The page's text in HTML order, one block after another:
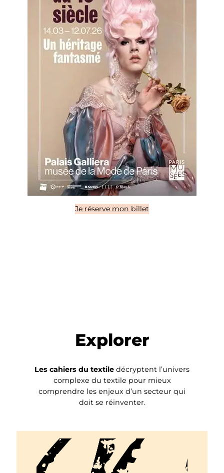
Je réserve mon billet
Explorer
Les cahiers du textile décryptent l’univers
complexe du textile pour mieux
comprendre les enjeux d’un secteur qui
doit se réinventer.